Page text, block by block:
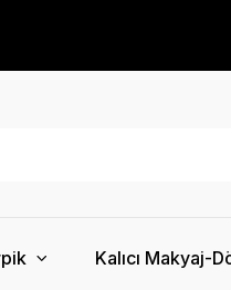
Kalıcı Makyaj-